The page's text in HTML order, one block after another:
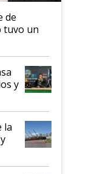
de
tuvo un
y
la